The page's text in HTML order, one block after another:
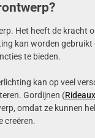
Het heeft de kracht
kan worden
te bieden.
kan op veel
Gordijnen (Rideaux
omdat ze kunnen
creëren.